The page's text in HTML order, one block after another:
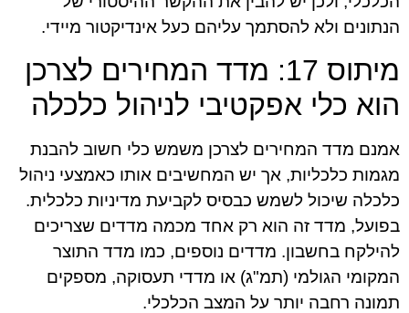
הנתונים ולא להסתמך עליהם כעל אינדיקטור מיידי.
מיתוס 17: מדד המחירים לצרכן
הוא כלי אפקטיבי לניהול כלכלה
אמנם מדד המחירים לצרכן משמש כלי חשוב להבנת
מגמות כלכליות, אך יש המחשיבים אותו כאמצעי ניהול
כלכלה שיכול לשמש כבסיס לקביעת מדיניות כלכלית.
בפועל, מדד זה הוא רק אחד מכמה מדדים שצריכים
להילקח בחשבון. מדדים נוספים, כמו מדד התוצר
המקומי הגולמי (תמ"ג) או מדדי תעסוקה, מספקים
תמונה רחבה יותר על המצב הכלכלי.